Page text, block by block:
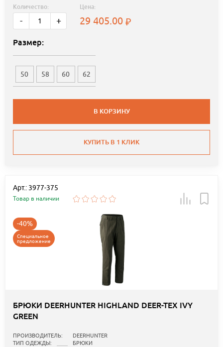
Количество:
- +
Цена:
29 405.00
Размер:
50 58 60 62
В КОРЗИНУ
КУПИТЬ В 1 КЛИК
Арт.: 3977-375
Товар в наличии
-40%
Специальное
предложение
БРЮКИ DEERHUNTER HIGHLAND DEER-TEX IVY
GREEN
ПРОИЗВОДИТЕЛЬ:
DEERHUNTER
ТИП ОДЕЖДЫ:
БРЮКИ